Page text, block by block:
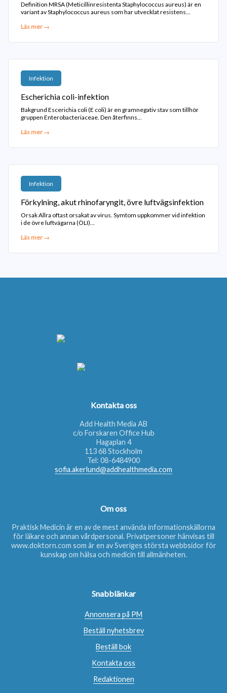
Definition MRSA (Meticillinresistenta Staphylococcus aureus) är en
variant av Staphylococcus aureus som har utvecklat resistens...
Läs mer →
Infektion
Escherichia coli-infektion
Bakgrund Escerichia coli (E coli) är en gramnegativ stav som tillhör
gruppen Enterobacteriaceae. Den återfinns...
Läs mer →
Infektion
Förkylning, akut rhinofaryngit, övre luftvägsinfektion
Orsak Allra oftast orsakat av virus. Symtom uppkommer vid infektion
i de övre luftvägarna (ÖLI)...
Läs mer →
Kontakta oss
Add Health Media AB
c/o Forskaren Office Hub
Hagaplan 4
113 68 Stockholm
Tel: 08-6484900
sofia.akerlund@addhealthmedia.com
Om oss
Praktisk Medicin är en av de mest använda informationskällorna
för läkare och annan vårdpersonal. Privatpersoner hänvisas till
www.doktorn.com som är en av Sveriges största webbsidor för
kunskap om hälsa och medicin till allmänheten.
Snabblänkar
Annonsera på PM
Beställ nyhetsbrev
Beställ bok
Kontakta oss
Redaktionen